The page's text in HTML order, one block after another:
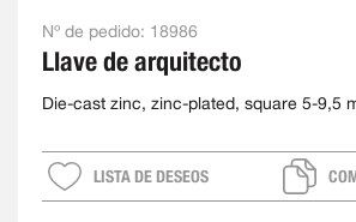
Nº de pedido: 18986
Llave de arquitecto
Die-cast zinc, zinc-plated, square 5-9,5
LISTA DE DESEOS